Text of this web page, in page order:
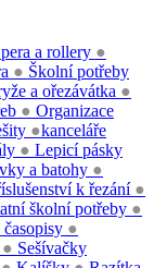
a rollery ●
●
a ořezávátka ●
●
Školní potřeby
●
●
a batohy ●
k řezání ●
školní potřeby ●
Organizace
kanceláře
časopisy ●
●
Lepicí pásky
Sešívačky